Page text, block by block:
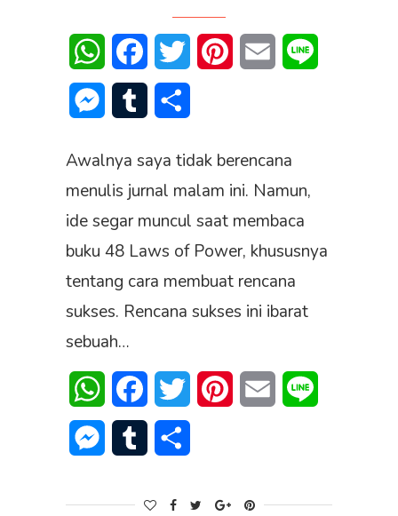
WhatsAppFacebookTwitter PinterestEmail
Messenger
Tumblr
Awalnya saya tidak berencana
menulis jurnal malam ini. Namun,
ide segar muncul saat membaca
buku 48 Laws of Power, khususnya
tentang cara membuat rencana
sukses. Rencana sukses ini ibarat
sebuah…
WhatsAppFacebookTwitter PinterestEmail
Messenger
Tumblr